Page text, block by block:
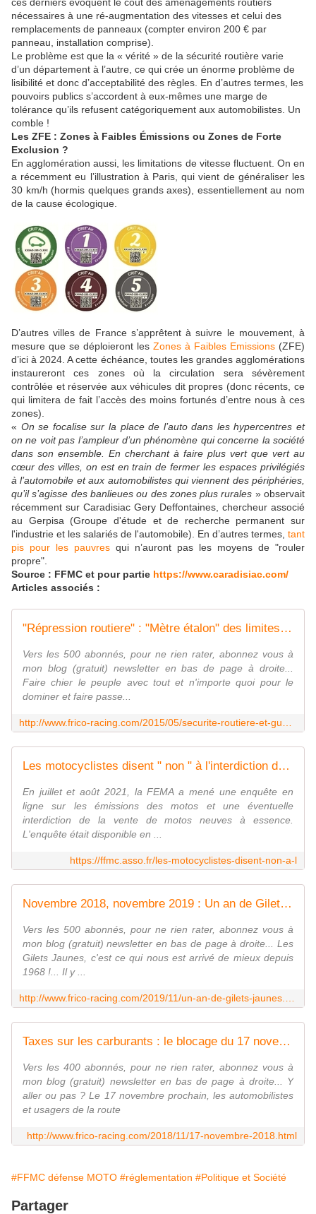
nécessaires à une ré-augmentation des vitesses et celui des
remplacements de panneaux (compter environ 200 € par
panneau, installation comprise).
Le problème est que la « vérité » de la sécurité routière varie
d’un département à l’autre, ce qui crée un énorme problème de
lisibilité et donc d’acceptabilité des règles. En d’autres termes, les
pouvoirs publics s’accordent à eux-mêmes une marge de
tolérance qu’ils refusent catégoriquement aux automobilistes. Un
comble !
Les ZFE : Zones à Faibles Émissions ou Zones de Forte
Exclusion ?
En agglomération aussi, les limitations de vitesse fluctuent. On en
a récemment eu l’illustration à Paris, qui vient de généraliser les
30 km/h (hormis quelques grands axes), essentiellement au nom
de la cause écologique.
D’autres villes de France s’apprêtent à suivre le mouvement, à
mesure que se déploieront les Zones à Faibles Emissions (ZFE)
d’ici à 2024. A cette échéance, toutes les grandes agglomérations
instaureront ces zones où la circulation sera sévèrement
contrôlée et réservée aux véhicules dit propres (donc récents, ce
qui limitera de fait l’accès des moins fortunés d’entre nous à ces
zones).
« On se focalise sur la place de l’auto dans les hypercentres et
on ne voit pas l’ampleur d’un phénomène qui concerne la société
dans son ensemble. En cherchant à faire plus vert que vert au
cœur des villes, on est en train de fermer les espaces privilégiés
à l’automobile et aux automobilistes qui viennent des périphéries,
qu’il s’agisse des banlieues ou des zones plus rurales » observait
récemment sur Caradisiac Gery Deffontaines, chercheur associé
au Gerpisa (Groupe d'étude et de recherche permanent sur
l'industrie et les salariés de l'automobile). En d’autres termes, tant
pis pour les pauvres qui n’auront pas les moyens de "rouler
propre".
Source : FFMC et pour partie https://www.caradisiac.com/
Articles associés :
"Répression routiere" : "Mètre étalon" des limites de l'acceptation populaire ? - frico-racing-passion moto
Vers les 500 abonnés, pour ne rien rater, abonnez vous à
mon blog (gratuit) newsletter en bas de page à droite...
Faire chier le peuple avec tout et n'importe quoi pour le
dominer et faire passe...
Les motocyclistes disent " non " à l'interdiction des nouvelles motos à essence - Fédération Française des Motards en Colère
En juillet et août 2021, la FEMA a mené une enquête en
ligne sur les émissions des motos et une éventuelle
interdiction de la vente de motos neuves à essence.
L'enquête était disponible en ...
https://ffmc.asso.fr/les-motocyclistes-disent-non-a-l
Novembre 2018, novembre 2019 : Un an de Gilets Jaunes - frico-racing-passion moto
Vers les 500 abonnés, pour ne rien rater, abonnez vous à
mon blog (gratuit) newsletter en bas de page à droite... Les
Gilets Jaunes, c'est ce qui nous est arrivé de mieux depuis
1968 !... Il y ...
Taxes sur les carburants : le blocage du 17 novembre 2018 - frico-racing-passion moto
Vers les 400 abonnés, pour ne rien rater, abonnez vous à
mon blog (gratuit) newsletter en bas de page à droite... Y
aller ou pas ? Le 17 novembre prochain, les automobilistes
et usagers de la route
http://www.frico-racing.com/2018/11/17-novembre-2018.html
#FFMC défense MOTO #réglementation #Politique et Société
Partager